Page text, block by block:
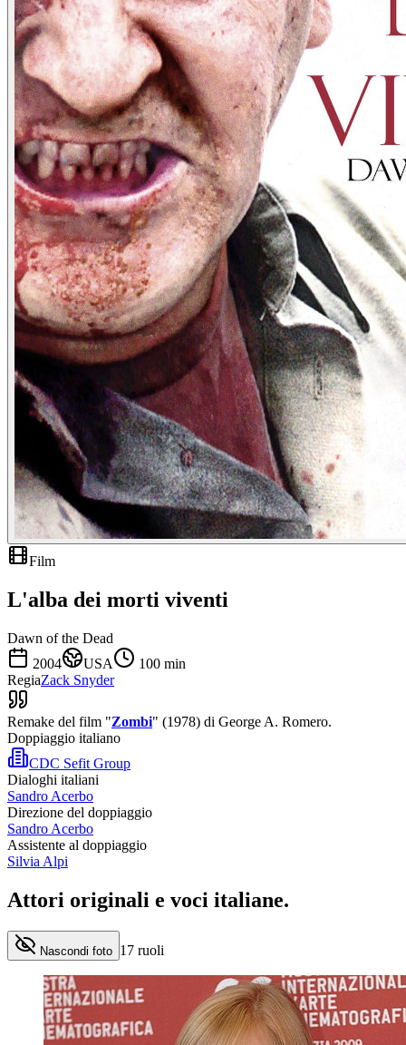
Film
L'alba dei morti viventi
Dawn of the Dead
2004
USA 100 min
RegiaZack Snyder
Remake del film "Zombi" (1978) di George A. Romero.
Doppiaggio italiano
CDC Sefit Group
Dialoghi italiani
Sandro Acerbo
Direzione del doppiaggio
Sandro Acerbo
Assistente al doppiaggio
Silvia Alpi
Attori originali e voci italiane.
Nascondi foto 17 ruoli